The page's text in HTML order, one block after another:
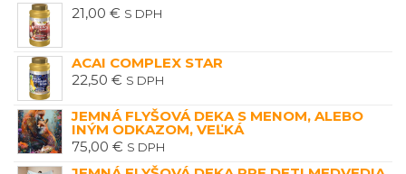
21,00 € S DPH
ACAI COMPLEX STAR
22,50 € S DPH
JEMNÁ FLYŠOVÁ DEKA S MENOM, ALEBO
INÝM ODKAZOM, VEĽKÁ
75,00 € S DPH